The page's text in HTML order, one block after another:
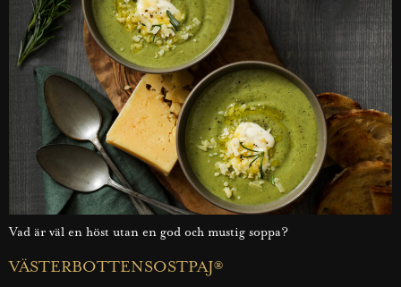
Vad är väl en höst utan en god och mustig soppa?
VÄSTERBOTTENSOSTPAJ®